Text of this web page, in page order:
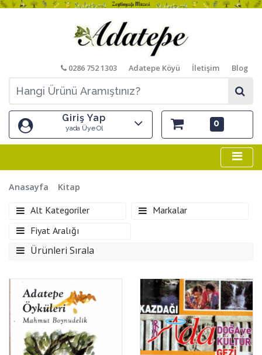
0286 752 1303 Adatepe Köyü İletişim Blog
Giriş Yap
yada Üye Ol 0
Anasayfa Kitap
Alt Kategoriler
Markalar
Fiyat Aralığı
Ürünleri Sırala